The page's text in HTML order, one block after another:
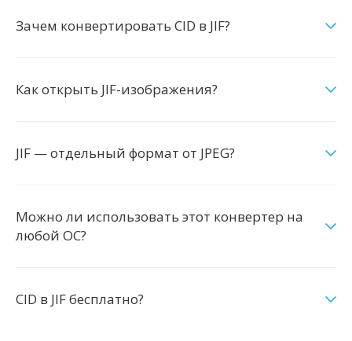
Зачем конвертировать CID в JIF?
Как открыть JIF-изображения?
JIF — отдельный формат от JPEG?
Можно ли использовать этот конвертер на
любой ОС?
CID в JIF бесплатно?